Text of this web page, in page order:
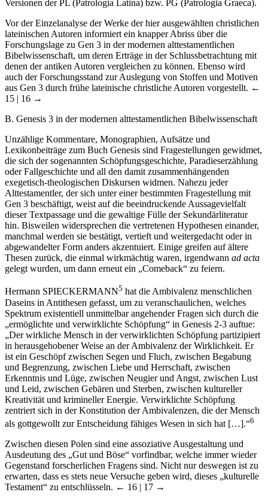
Versionen der PL (Patrologia Latina) bzw. PG (Patrologia Graeca).
Vor der Einzelanalyse der Werke der hier ausgewählten christlichen
lateinischen Autoren informiert ein knapper Abriss über die
Forschungslage zu Gen 3 in der modernen alttestamentlichen
Bibelwissenschaft, um deren Erträge in der Schlussbetrachtung mit
denen der antiken Autoren vergleichen zu können. Ebenso wird
auch der Forschungsstand zur Auslegung von Stoffen und Motiven
aus Gen 3 durch frühe lateinische christliche Autoren vorgestellt. ←
15 | 16 →
B. Genesis 3 in der modernen alttestamentlichen Bibelwissenschaft
Unzählige Kommentare, Monographien, Aufsätze und
Lexikonbeiträge zum Buch Genesis sind Fragestellungen gewidmet,
die sich der sogenannten Schöpfungsgeschichte, Paradieserzählung
oder Fallgeschichte und all den damit zusammenhängenden
exegetisch-theologischen Diskursen widmen. Nahezu jeder
Alttestamentler, der sich unter einer bestimmten Fragestellung mit
Gen 3 beschäftigt, weist auf die beeindruckende Aussagevielfalt
dieser Textpassage und die gewaltige Fülle der Sekundärliteratur
hin. Bisweilen widersprechen die vertretenen Hypothesen einander,
manchmal werden sie bestätigt, vertieft und weitergedacht oder in
abgewandelter Form anders akzentuiert. Einige greifen auf ältere
Thesen zurück, die einmal wirkmächtig waren, irgendwann ad acta
gelegt wurden, um dann erneut ein „Comeback“ zu feiern.
Hermann SPIECKERMANN5 hat die Ambivalenz menschlichen
Daseins in Antithesen gefasst, um zu veranschaulichen, welches
Spektrum existentiell unmittelbar angehender Fragen sich durch die
„ermöglichte und verwirklichte Schöpfung“ in Genesis 2-3 auftue:
„Der wirkliche Mensch in der verwirklichten Schöpfung partizipiert
in herausgehobener Weise an der Ambivalenz der Wirklichkeit. Er
ist ein Geschöpf zwischen Segen und Fluch, zwischen Begabung
und Begrenzung, zwischen Liebe und Herrschaft, zwischen
Erkenntnis und Lüge, zwischen Neugier und Angst, zwischen Lust
und Leid, zwischen Gebären und Sterben, zwischen kultureller
Kreativität und krimineller Energie. Verwirklichte Schöpfung
zentriert sich in der Konstitution der Ambivalenzen, die der Mensch
als gottgewollt zur Entscheidung fähiges Wesen in sich hat […].“6
Zwischen diesen Polen sind eine assoziative Ausgestaltung und
Ausdeutung des „Gut und Böse“ vorfindbar, welche immer wieder
Gegenstand forscherlichen Fragens sind. Nicht nur deswegen ist zu
erwarten, dass es stets neue Versuche geben wird, dieses „kulturelle
Testament“ zu entschlüsseln. ← 16 | 17 →